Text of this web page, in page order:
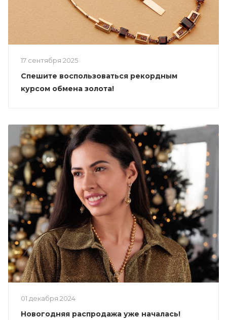
17 сентября 2025
Спешите воспользоваться рекордным
курсом обмена золота!
01 декабря 2024
Новогодняя распродажа уже началась!